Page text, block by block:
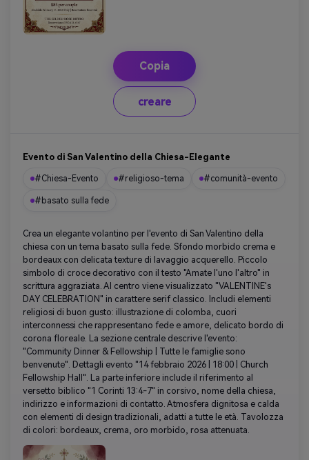
Copia
creare
Evento di San Valentino della Chiesa-Elegante
#Chiesa-Evento #religioso-tema #comunità-evento
#basato sulla fede
Crea un elegante volantino per l'evento di San Valentino della
chiesa con un tema basato sulla fede. Sfondo morbido crema e
bordeaux con delicata texture di lavaggio acquerello. Piccolo
simbolo di croce decorativo con il testo "Amate l'uno l'altro" in
scrittura aggraziata. Al centro viene visualizzato "VALENTINE's
DAY CELEBRATION" in carattere serif classico. Includi elementi
religiosi di buon gusto: illustrazione di colomba, cuori
interconnessi che rappresentano fede e amore, delicato bordo di
corona floreale. La sezione centrale descrive l'evento:
"Community Dinner & Fellowship | Tutte le famiglie sono
benvenute". Dettagli evento "14 febbraio 2026 | 18:00 | Church
Fellowship Hall". La parte inferiore include il riferimento al
versetto biblico "1 Corinti 13:4-7" in corsivo, nome della chiesa,
indirizzo e informazioni di contatto. Atmosfera dignitosa e calda
con elementi di design tradizionali, adatti a tutte le età. Tavolozza
di colori: bordeaux, crema, oro morbido, rosa attenuata.